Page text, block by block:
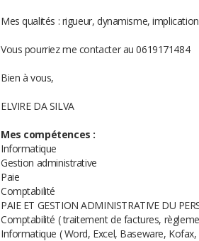
Mes qualités : rigueur, dynamisme,
Vous pourriez me contacter au 0619171484
Bien à vous,
ELVIRE DA SILVA
Mes compétences :
Informatique
Gestion administrative
Paie
Comptabilité
PAIE ET GESTION ADMINISTRATIVE DU
Comptabilité ( traitement de factures,
Informatique ( Word, Excel, Baseware, Kofax,